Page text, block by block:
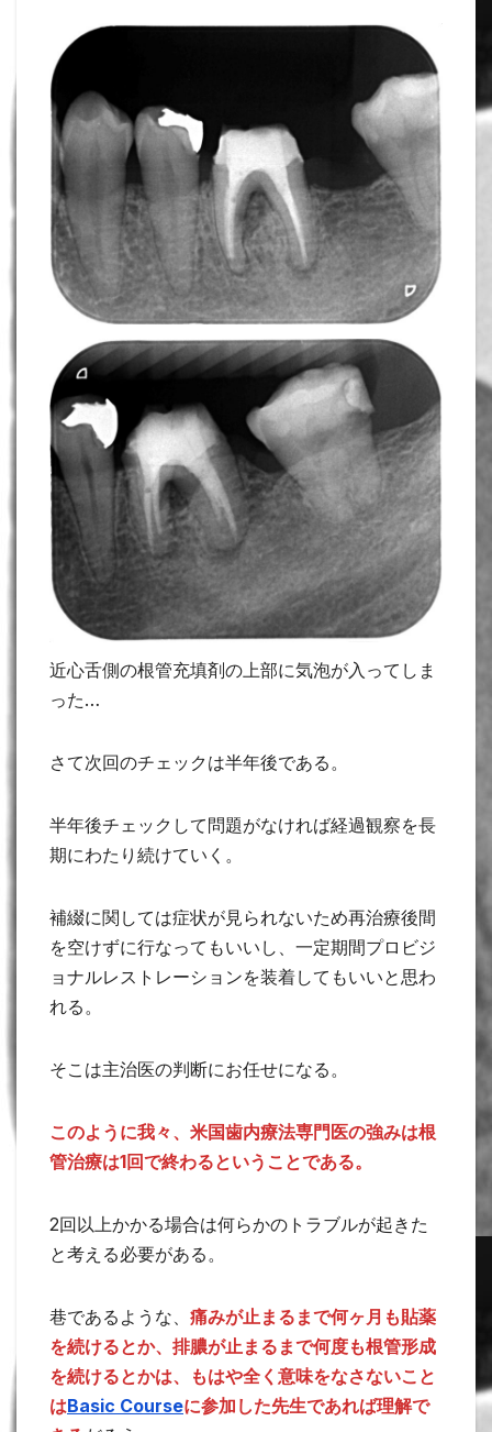
近心舌側の根管充填剤の上部に気泡が入ってしま
った…
さて次回のチェックは半年後である。
半年後チェックして問題がなければ経過観察を長
期にわたり続けていく。
補綴に関しては症状が見られないため再治療後間
を空けずに行なってもいいし、一定期間プロビジ
ョナルレストレーションを装着してもいいと思わ
れる。
そこは主治医の判断にお任せになる。
このように我々、米国歯内療法専門医の強みは根
管治療は1回で終わるということである。
2回以上かかる場合は何らかのトラブルが起きた
と考える必要がある。
巷であるような、 痛みが止まるまで何ヶ月も貼薬
を続けるとか、排膿が止まるまで何度も根管形成
を続けるとかは、もはや全く意味をなさないこと
はBasic Courseに参加した先生であれば理解で